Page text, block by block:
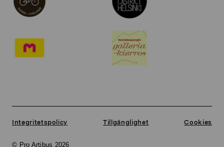
© Pro Artibus 2026
Integritetspolicy Tillgänglighet Cookies